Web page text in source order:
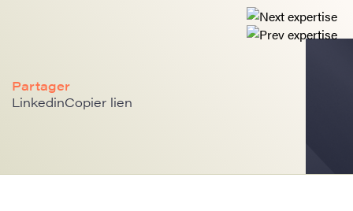
Partager
LinkedinCopier lien